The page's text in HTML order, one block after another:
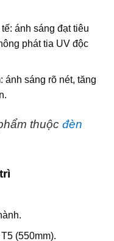
ánh sáng đạt tiêu
phát tia UV độc
ánh sáng rõ nét, tăng
thuộc đèn
(550mm).